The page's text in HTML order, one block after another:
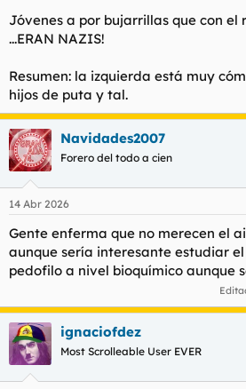
Jóvenes a por bujarrillas que con el
...ERAN NAZIS!
Resumen: la izquierda está muy
hijos de puta y tal.
Navidades2007
Forero del todo a cien
14 Abr 2026
Gente enferma que no merecen el
aunque sería interesante estudiar
pedofilo a nivel bioquímico aunque
ignaciofdez
Most Scrolleable User EVER